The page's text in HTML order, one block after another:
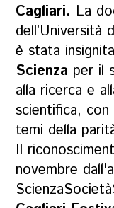
Cagliari. La
dell’Università
è stata
Scienza per il
alla ricerca e
scientifica, con
temi della
Il
novembre